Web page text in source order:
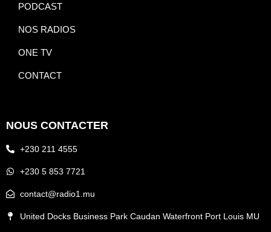
PODCAST
NOS RADIOS
ONE TV
CONTACT
NOUS CONTACTER
+230 211 4555
+230 5 853 7721
contact@radio1.mu
United Docks Business Park Caudan Waterfront Port Louis MU